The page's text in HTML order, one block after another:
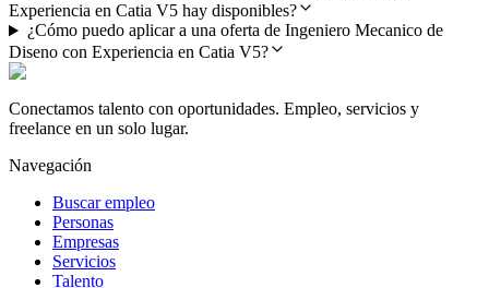
Experiencia en Catia V5 hay disponibles?
¿Cómo puedo aplicar a una oferta de Ingeniero Mecanico de
Diseno con Experiencia en Catia V5?
Conectamos talento con oportunidades. Empleo, servicios y
freelance en un solo lugar.
Navegación
Buscar empleo
Personas
Empresas
Servicios
Talento